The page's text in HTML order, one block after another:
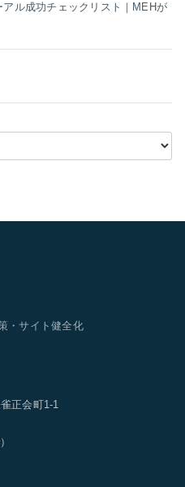
ル成功チェックリスト｜MEHが
・サイト健全化
正会町1-1